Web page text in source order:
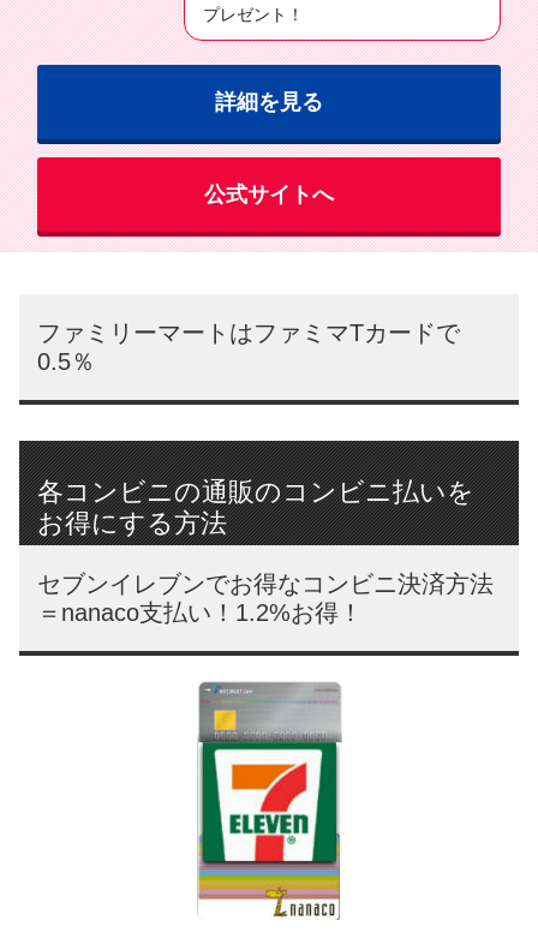
プレゼント！
詳細を見る
公式サイトへ
ファミリーマートはファミマTカードで
0.5％
各コンビニの通販のコンビニ払いを
お得にする方法
セブンイレブンでお得なコンビニ決済方法
＝nanaco支払い！1.2%お得！